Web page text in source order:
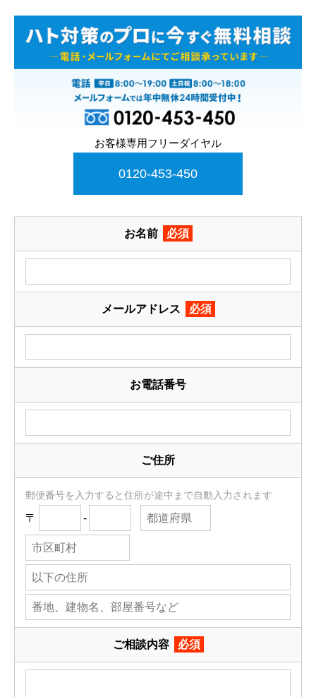
お客様専用フリーダイヤル
0120-453-450
お名前 必須
メールアドレス 必須
お電話番号
ご住所
郵便番号を入力すると住所が途中まで自動入力されます
〒 -
ご相談内容 必須